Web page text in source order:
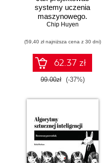
systemy uczenia
maszynowego.
Iteracyjne
gotowych do pracy
Chip Huyen
(59,40 zł najniższa cena z 30 dni)
62.37 zł
99.00zł (-37%)